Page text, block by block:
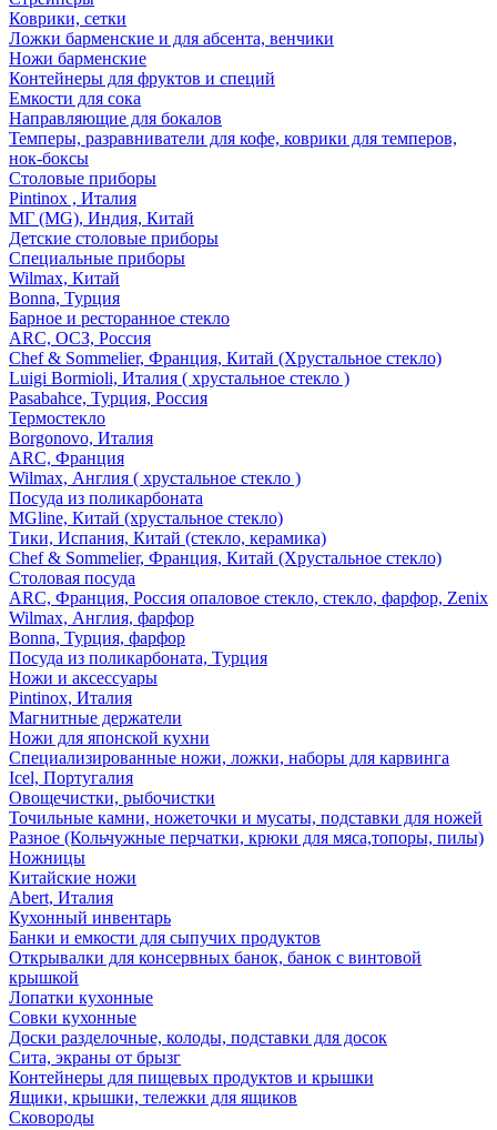
Коврики, сетки
Ложки барменские и для абсента, венчики
Ножи барменские
Контейнеры для фруктов и специй
Емкости для сока
Направляющие для бокалов
Темперы, разравниватели для кофе, коврики для темперов,
нок-боксы
Столовые приборы
Pintinox , Италия
МГ (MG), Индия, Китай
Детские столовые приборы
Специальные приборы
Wilmax, Китай
Bonna, Турция
Барное и ресторанное стекло
ARC, ОСЗ, Россия
Chef & Sommelier, Франция, Китай (Хрустальное стекло)
Luigi Bormioli, Италия ( хрустальное стекло )
Pasabahce, Турция, Россия
Термостекло
Borgonovo, Италия
ARC, Франция
Wilmax, Англия ( хрустальное стекло )
Посуда из поликарбоната
MGline, Китай (хрустальное стекло)
Тики, Испания, Китай (стекло, керамика)
Chef & Sommelier, Франция, Китай (Хрустальное стекло)
Столовая посуда
ARC, Франция, Россия опаловое стекло, стекло, фарфор, Zenix
Wilmax, Англия, фарфор
Bonna, Турция, фарфор
Посуда из поликарбоната, Турция
Ножи и аксессуары
Pintinox, Италия
Магнитные держатели
Ножи для японской кухни
Специализированные ножи, ложки, наборы для карвинга
Icel, Португалия
Овощечистки, рыбочистки
Точильные камни, ножеточки и мусаты, подставки для ножей
Разное (Кольчужные перчатки, крюки для мяса,топоры, пилы)
Ножницы
Китайские ножи
Abert, Италия
Кухонный инвентарь
Банки и емкости для сыпучих продуктов
Открывалки для консервных банок, банок с винтовой
крышкой
Лопатки кухонные
Совки кухонные
Доски разделочные, колоды, подставки для досок
Сита, экраны от брызг
Контейнеры для пищевых продуктов и крышки
Ящики, крышки, тележки для ящиков
Сковороды